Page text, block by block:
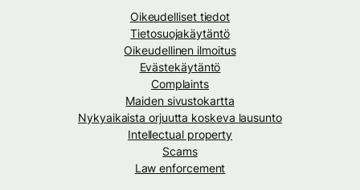
Oikeudelliset tiedot
Tietosuojakäytäntö
Oikeudellinen ilmoitus
Evästekäytäntö
Complaints
Maiden sivustokartta
Nykyaikaista orjuutta koskeva lausunto
Intellectual property
Scams
Law enforcement